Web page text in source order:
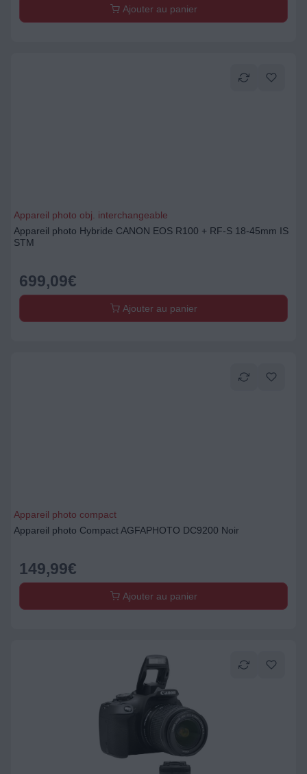
Ajouter au panier
Appareil photo obj. interchangeable
Appareil photo Hybride CANON EOS R100 + RF-S 18-45mm IS
STM
699,09€
Ajouter au panier
Appareil photo compact
Appareil photo Compact AGFAPHOTO DC9200 Noir
149,99€
Ajouter au panier